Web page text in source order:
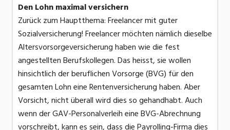
Den Lohn maximal versichern
Zurück zum Hauptthema: Freelancer mit guter
Sozialversicherung! Freelancer möchten nämlich dieselbe
Altersvorsorgeversicherung haben wie die fest
angestellten Berufskollegen. Das heisst, sie wollen
hinsichtlich der beruflichen Vorsorge (BVG) für den
gesamten Lohn eine Rentenversicherung haben. Aber
Vorsicht, nicht überall wird dies so gehandhabt. Auch
wenn der GAV-Personalverleih eine BVG-Abrechnung
vorschreibt, kann es sein, dass die Payrolling-Firma dies